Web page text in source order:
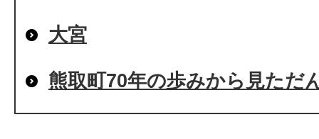
大宮
熊取町70年の歩みから見ただ